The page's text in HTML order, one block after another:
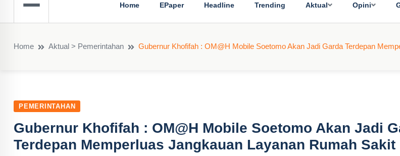
Home EPaper Headline Trending Aktual Opini
Home Aktual > Pemerintahan Gubernur Khofifah : OM@H Mobile Soetomo Akan Jadi Garda Terdepan
PEMERINTAHAN
Gubernur Khofifah : OM@H Mobile Soetomo Akan Jadi
Terdepan Memperluas Jangkauan Layanan Rumah Sakit